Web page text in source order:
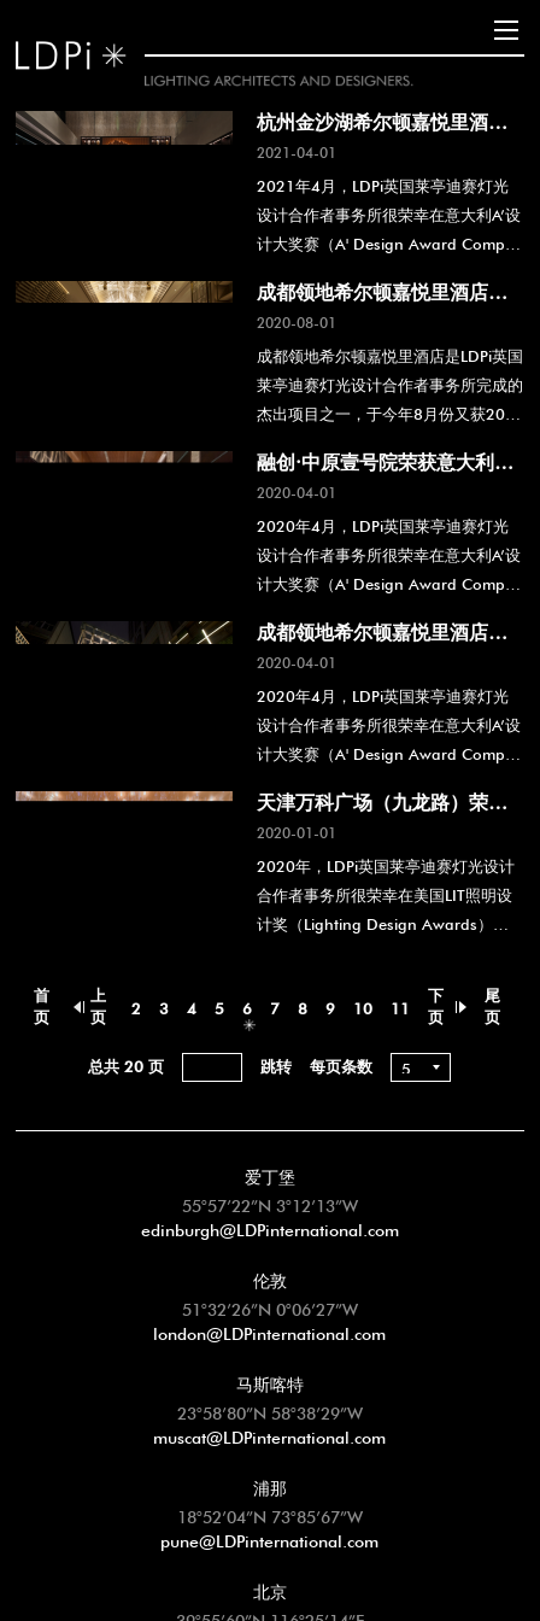
杭州金沙湖希尔顿嘉悦里酒店
2021-04-01
2021年4月，LDPi英国莱亭迪赛灯光
设计合作者事务所很荣幸在意大利A’设
计大奖赛（A' Design Award Competi
嘉悦里酒店项目获得照明产品及照明项
目设计银奖。
成都领地希尔顿嘉悦里酒店荣
2020-08-01
成都领地希尔顿嘉悦里酒店是LDPi英国
莱亭迪赛灯光设计合作者事务所完成的
杰出项目之一，于今年8月份又获202
优胜奖（Award of Merit）。
融创·中原壹号院荣获意大利
2020-04-01
2020年4月，LDPi英国莱亭迪赛灯光
设计合作者事务所很荣幸在意大利A’设
计大奖赛（A' Design Award Competi
获得照明产品及照明项目设计银奖。
成都领地希尔顿嘉悦里酒店荣
2020-04-01
2020年4月，LDPi英国莱亭迪赛灯光
设计合作者事务所很荣幸在意大利A’设
计大奖赛（A' Design Award Competi
酒店项目获得照明产品及照明项目设计
银奖。
天津万科广场（九龙路）荣获
2020-01-01
2020年，LDPi英国莱亭迪赛灯光设计
合作者事务所很荣幸在美国LIT照明设
计奖（Lighting Design Awards）
首
页
上
页
2 3 4 5 6 7 8 9 10 11
下
页
尾
页
总共 20 页 每页条数
爱丁堡
55°57’22”N 3°12’13”W
edinburgh@LDPinternational.com
伦敦
51°32’26”N 0°06’27”W
london@LDPinternational.com
马斯喀特
23°58’80”N 58°38’29”W
muscat@LDPinternational.com
浦那
18°52’04”N 73°85’67”W
pune@LDPinternational.com
北京
39°55’60”N 116°25’14”E